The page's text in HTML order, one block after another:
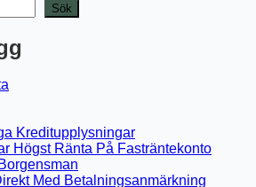
Sök
Kreditupplysningar
Högst Ränta På Fasträntekonto
Med Betalningsanmärkning